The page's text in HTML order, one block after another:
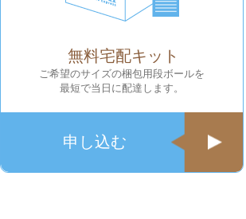
無料宅配キット
ご希望のサイズの梱包用段ボールを
最短で当日に配達します。
申し込む